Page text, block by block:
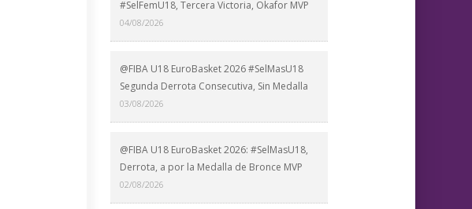
#SelFemU18, Tercera Victoria, Okafor MVP
04/08/2026
@FIBA U18 EuroBasket 2026 #SelMasU18
Segunda Derrota Consecutiva, Sin Medalla
03/08/2026
@FIBA U18 EuroBasket 2026: #SelMasU18,
Derrota, a por la Medalla de Bronce MVP
02/08/2026